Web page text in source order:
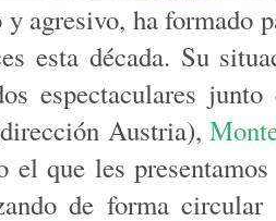
y agresivo, ha formado
esta década. Su
espectaculares
Austria),
el que les
de forma